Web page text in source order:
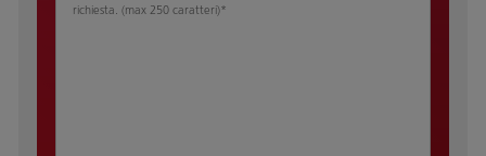
richiesta.​ (max 250 caratteri)*